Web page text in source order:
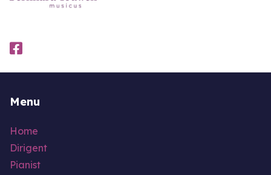
Menu
Home
Dirigent
Pianist